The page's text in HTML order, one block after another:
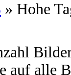
» Hohe
auf alle